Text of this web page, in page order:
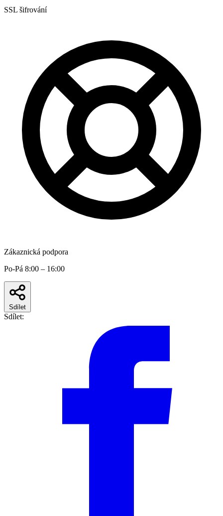
SSL šifrování
Zákaznická podpora
Po-Pá 8:00 – 16:00
Sdílet
Sdílet: